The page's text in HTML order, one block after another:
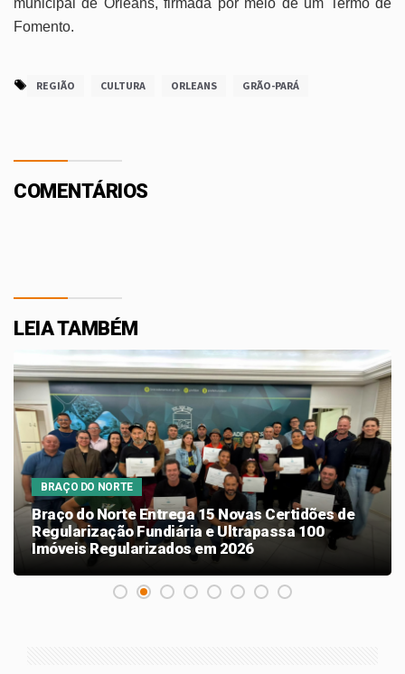
municipal de Orleans, firmada por meio de um Termo de
Fomento.
REGIÃO CULTURA ORLEANS GRÃO-PARÁ
COMENTÁRIOS
LEIA TAMBÉM
BRAÇO DO NORTE
Braço do Norte Entrega 15 Novas Certidões de
Regularização Fundiária e Ultrapassa 100
Imóveis Regularizados em 2026